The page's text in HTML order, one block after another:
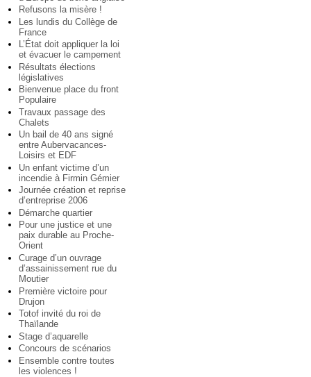
Refusons la misère !
Les lundis du Collège de
France
L’État doit appliquer la loi
et évacuer le campement
Résultats élections
législatives
Bienvenue place du front
Populaire
Travaux passage des
Chalets
Un bail de 40 ans signé
entre Aubervacances-
Loisirs et EDF
Un enfant victime d’un
incendie à Firmin Gémier
Journée création et reprise
d’entreprise 2006
Démarche quartier
Pour une justice et une
paix durable au Proche-
Orient
Curage d’un ouvrage
d’assainissement rue du
Moutier
Première victoire pour
Drujon
Totof invité du roi de
Thaïlande
Stage d’aquarelle
Concours de scénarios
Ensemble contre toutes
les violences !